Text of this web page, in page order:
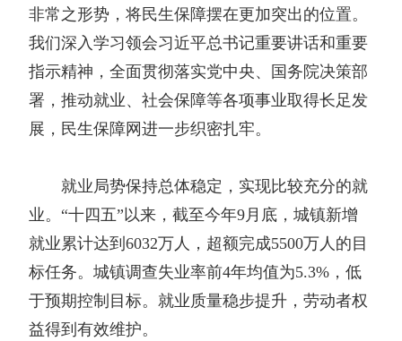
非常之形势，将民生保障摆在更加突出的位置。
我们深入学习领会习近平总书记重要讲话和重要
指示精神，全面贯彻落实党中央、国务院决策部
署，推动就业、社会保障等各项事业取得长足发
展，民生保障网进一步织密扎牢。
就业局势保持总体稳定，实现比较充分的就
业。“十四五”以来，截至今年9月底，城镇新增
就业累计达到6032万人，超额完成5500万人的目
标任务。城镇调查失业率前4年均值为5.3%，低
于预期控制目标。就业质量稳步提升，劳动者权
益得到有效维护。